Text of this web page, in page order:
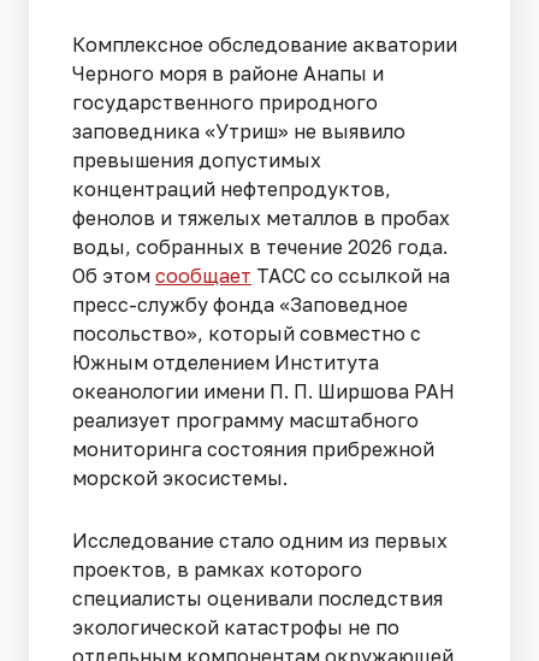
Комплексное обследование акватории
Черного моря в районе Анапы и
государственного природного
заповедника «Утриш» не выявило
превышения допустимых
концентраций нефтепродуктов,
фенолов и тяжелых металлов в пробах
воды, собранных в течение 2026 года.
Об этом сообщает ТАСС со ссылкой на
пресс-службу фонда «Заповедное
посольство», который совместно с
Южным отделением Института
океанологии имени П. П. Ширшова РАН
реализует программу масштабного
мониторинга состояния прибрежной
морской экосистемы.
Исследование стало одним из первых
проектов, в рамках которого
специалисты оценивали последствия
экологической катастрофы не по
отдельным компонентам окружающей